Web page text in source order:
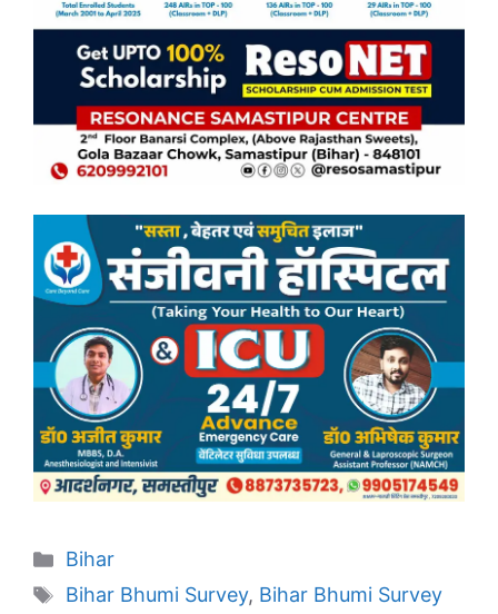
Categories
Bihar
Tags
Bihar Bhumi Survey, Bihar Bhumi Survey